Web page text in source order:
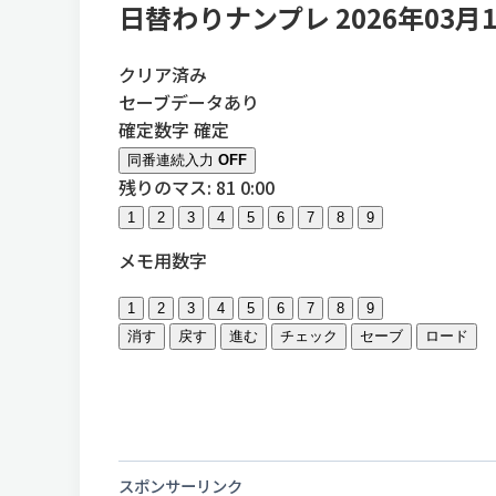
日替わりナンプレ 2026年03月
クリア済み
セーブデータあり
確定数字 確定
同番連続入力 OFF
残りのマス: 81 0:00
1 2 3 4 5 6 7 8 9
メモ用数字
1 2 3 4 5 6 7 8
9
消す
戻す 進む チェック セーブ ロード
スポンサーリンク